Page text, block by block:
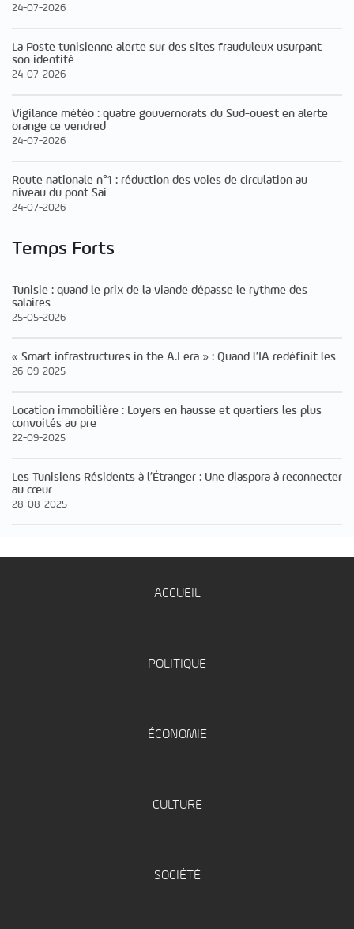
24-07-2026
La Poste tunisienne alerte sur des sites frauduleux usurpant
son identité
24-07-2026
Vigilance météo : quatre gouvernorats du Sud-ouest en alerte
orange ce vendred
24-07-2026
Route nationale n°1 : réduction des voies de circulation au
niveau du pont Sai
24-07-2026
Temps Forts
Tunisie : quand le prix de la viande dépasse le rythme des
salaires
25-05-2026
« Smart infrastructures in the A.I era » : Quand l’IA redéfinit les
26-09-2025
Location immobilière : Loyers en hausse et quartiers les plus
convoités au pre
22-09-2025
Les Tunisiens Résidents à l’Étranger : Une diaspora à reconnecter
au cœur
28-08-2025
ACCUEIL
POLITIQUE
ÉCONOMIE
CULTURE
SOCIÉTÉ